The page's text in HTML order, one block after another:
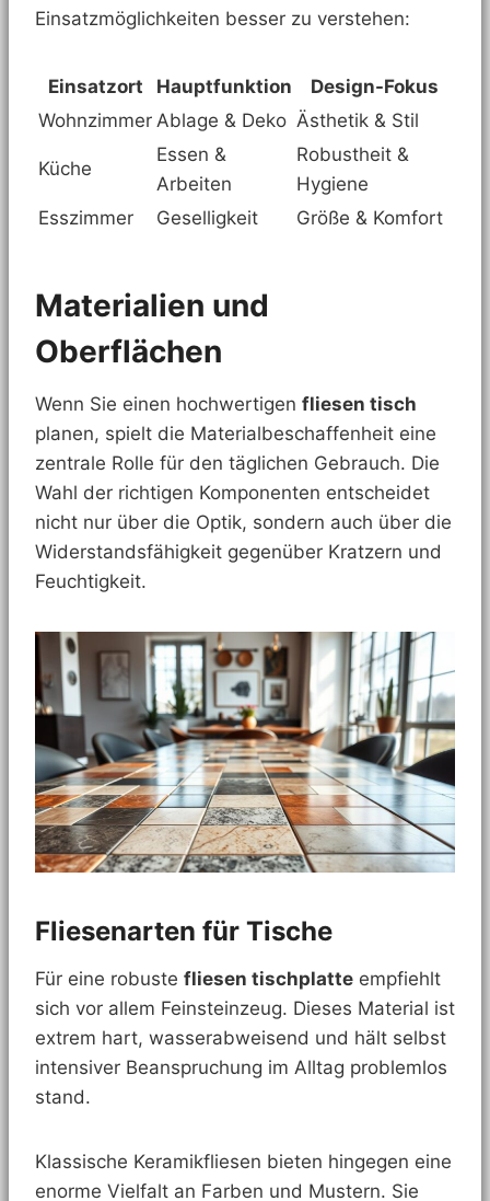
Einsatzmöglichkeiten besser zu verstehen:
Einsatzort Hauptfunktion
Design-Fokus
Wohnzimmer Ablage & Deko Ästhetik & Stil
Küche
Essen &
Arbeiten
Robustheit &
Hygiene
Esszimmer
Geselligkeit Größe & Komfort
Materialien und
Oberflächen
Wenn Sie einen hochwertigen fliesen tisch
planen, spielt die Materialbeschaffenheit eine
zentrale Rolle für den täglichen Gebrauch. Die
Wahl der richtigen Komponenten entscheidet
nicht nur über die Optik, sondern auch über die
Widerstandsfähigkeit gegenüber Kratzern und
Feuchtigkeit.
Fliesenarten für Tische
Für eine robuste fliesen tischplatte empfiehlt
sich vor allem Feinsteinzeug. Dieses Material ist
extrem hart, wasserabweisend und hält selbst
intensiver Beanspruchung im Alltag problemlos
stand.
Klassische Keramikfliesen bieten hingegen eine
enorme Vielfalt an Farben und Mustern. Sie